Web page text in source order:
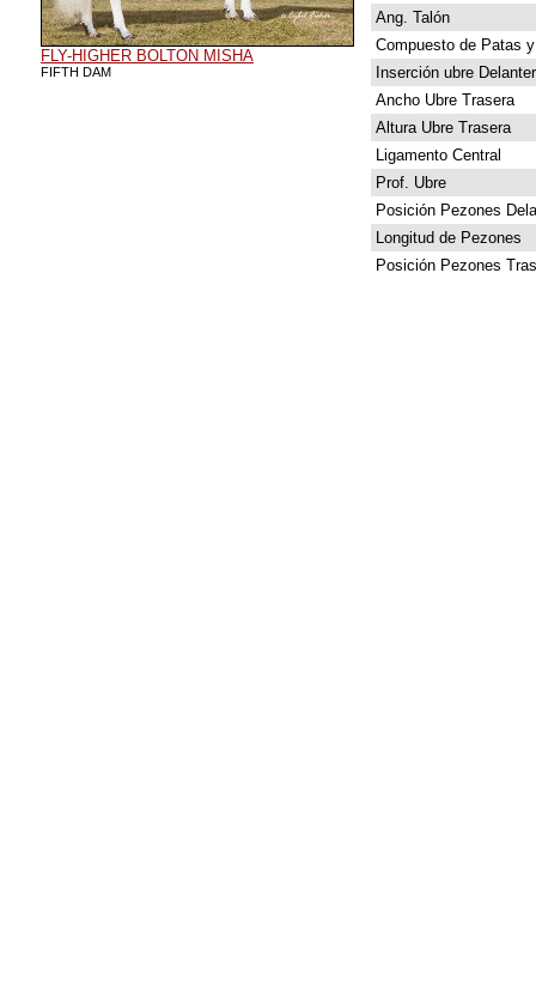
FLY-HIGHER BOLTON MISHA
FIFTH DAM
Ang. Talón
Compuesto de Patas
Inserción ubre
Ancho Ubre Trasera
Altura Ubre Trasera
Ligamento Central
Prof. Ubre
Posición Pezones
Longitud de Pezones
Posición Pezones